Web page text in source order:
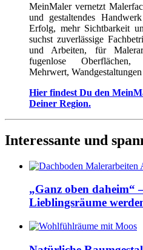
MeinMaler vernetzt
und gestaltendes
Erfolg, mehr Sichtbarkeit
suchst zuverlässige
und Arbeiten, für
fugenlose Oberflächen,
Mehrwert,
Hier findest Du den
Deiner Region.
Interessante und
„Ganz oben daheim“
Lieblingsräume